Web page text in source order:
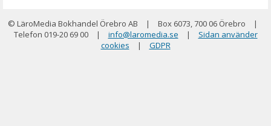
© LäroMedia Bokhandel Örebro AB | Box 6073, 700 06 Örebro
|
Telefon 019-20 69 00
| info@laromedia.se |
Sidan använder
cookies
| GDPR